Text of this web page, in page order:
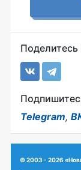
Telegram,
© 2003 - 2026